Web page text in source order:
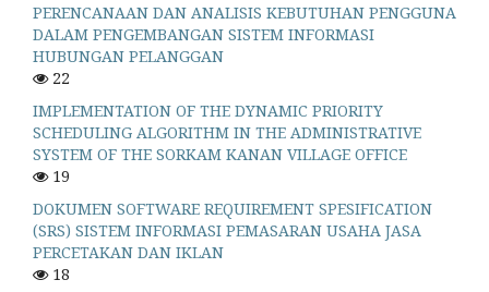
PERENCANAAN DAN ANALISIS KEBUTUHAN PENGGUNA
DALAM PENGEMBANGAN SISTEM INFORMASI
HUBUNGAN PELANGGAN
22
IMPLEMENTATION OF THE DYNAMIC PRIORITY
SCHEDULING ALGORITHM IN THE ADMINISTRATIVE
SYSTEM OF THE SORKAM KANAN VILLAGE OFFICE
19
DOKUMEN SOFTWARE REQUIREMENT SPESIFICATION
(SRS) SISTEM INFORMASI PEMASARAN USAHA JASA
PERCETAKAN DAN IKLAN
18